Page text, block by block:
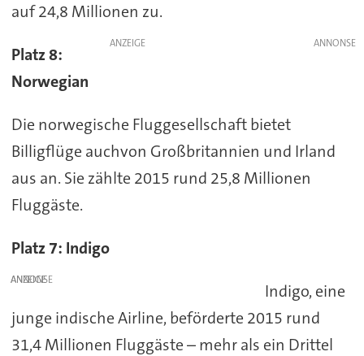
auf 24,8 Millionen zu.
ANZEIGE
Platz 8:
Norwegian
Die norwegische Fluggesellschaft bietet
Billigflüge auchvon Großbritannien und Irland
aus an. Sie zählte 2015 rund 25,8 Millionen
Fluggäste.
Platz 7: Indigo
ANZEIGE
Indigo, eine
junge indische Airline, beförderte 2015 rund
31,4 Millionen Fluggäste – mehr als ein Drittel